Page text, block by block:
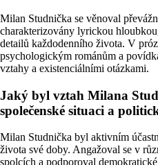
Milan Studnička se věnoval
charakterizovány lyrickou
detailů každodenního života. V
psychologickým románům a
vztahy a existenciálními otázkami.
Jaký byl vztah Milana
společenské situaci a
Milan Studnička byl aktivním
života své doby. Angažoval se v
spolcích a podporoval